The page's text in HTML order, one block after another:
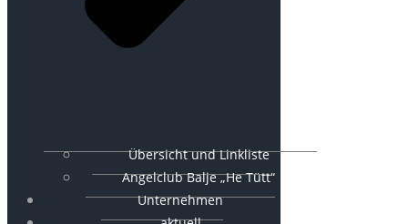
Übersicht und Linkliste
Angelclub Balje „He Tütt“
Unternehmen